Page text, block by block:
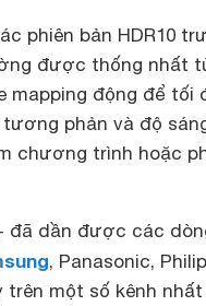
phiên bản HDR10
được thống nhất
mapping động để tối
tương phản và độ
chương trình hoặc
đã dần được các
, Panasonic,
trên một số kênh